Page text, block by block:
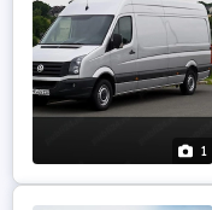
1